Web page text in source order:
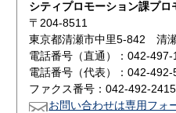
シティプロモーション課プロ
〒204-8511
東京都清瀬市中里5-842 清
電話番号（直通）：042-497-
電話番号（代表）：042-492-
ファクス番号：042-492-2415
お問い合わせは専用フォ